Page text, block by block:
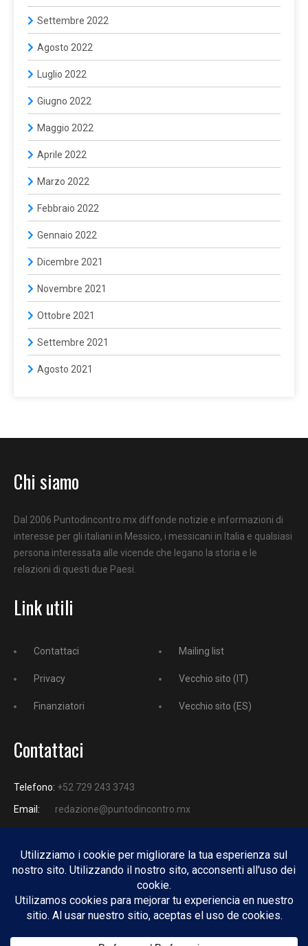
Settembre 2022
Agosto 2022
Luglio 2022
Giugno 2022
Maggio 2022
Aprile 2022
Marzo 2022
Febbraio 2022
Gennaio 2022
Dicembre 2021
Novembre 2021
Ottobre 2021
Settembre 2021
Agosto 2021
Chi siamo
Dal 2006 Puntodincontro.mx diffonde notizie e informazioni di
interesse per gli italiani in Messico, i messicani in Italia e qualsiasi
persona interessata alle vicende che legano la storia e le
relazioni di questi due Paesi.
Link utili
Contattaci
Privacy
Finanziatori
Mailing list
Vecchio sito (IT)
Vecchio sito (ES)
Contattaci
Telefono: +52 729 243 3743
Email:
redazione@puntodincontro.mx
PUNTODINCONTRO